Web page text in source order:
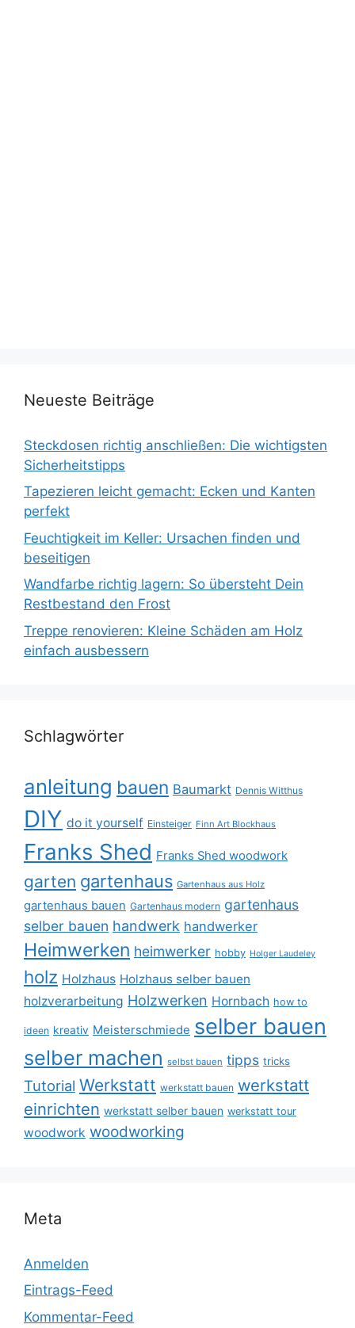
Neueste Beiträge
Steckdosen richtig anschließen: Die wichtigsten
Sicherheitstipps
Tapezieren leicht gemacht: Ecken und Kanten
perfekt
Feuchtigkeit im Keller: Ursachen finden und
beseitigen
Wandfarbe richtig lagern: So übersteht Dein
Restbestand den Frost
Treppe renovieren: Kleine Schäden am Holz
einfach ausbessern
Schlagwörter
anleitung bauen Baumarkt Dennis Witthus
DIY do it yourself Einsteiger Finn Art Blockhaus
Franks Shed Franks Shed woodwork
garten gartenhaus Gartenhaus aus Holz
gartenhaus bauen Gartenhaus modern gartenhaus
selber bauen handwerk handwerker
Heimwerken heimwerker hobby Holger Laudeley
holz Holzhaus Holzhaus selber bauen
holzverarbeitung Holzwerken Hornbach how to
ideen kreativ Meisterschmiede selber bauen
selber machen selbst bauen tipps tricks
Tutorial Werkstatt werkstatt bauen werkstatt
einrichten werkstatt selber bauen werkstatt tour
woodwork woodworking
Meta
Anmelden
Eintrags-Feed
Kommentar-Feed